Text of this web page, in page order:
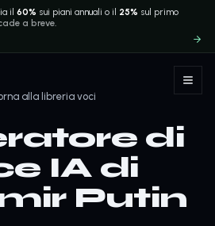
il60% sui piani annuali o il 25% sul primo
a breve.
alla libreria voci
di
IA di
Putin